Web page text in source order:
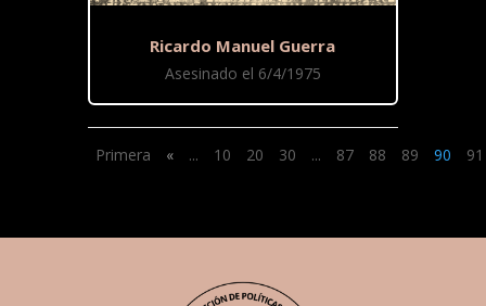
Ricardo Manuel Guerra
Asesinado el 6/4/1975
Primera « ... 10 20 30 ... 87 88 89 90 91